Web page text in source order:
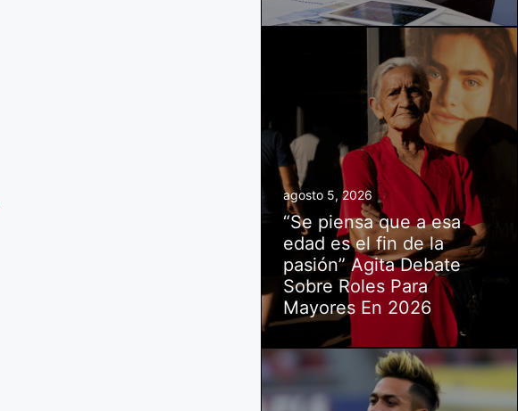
agosto 5, 2026
“Se piensa que a esa
edad es el fin de la
pasión” Agita Debate
Sobre Roles Para
Mayores En 2026